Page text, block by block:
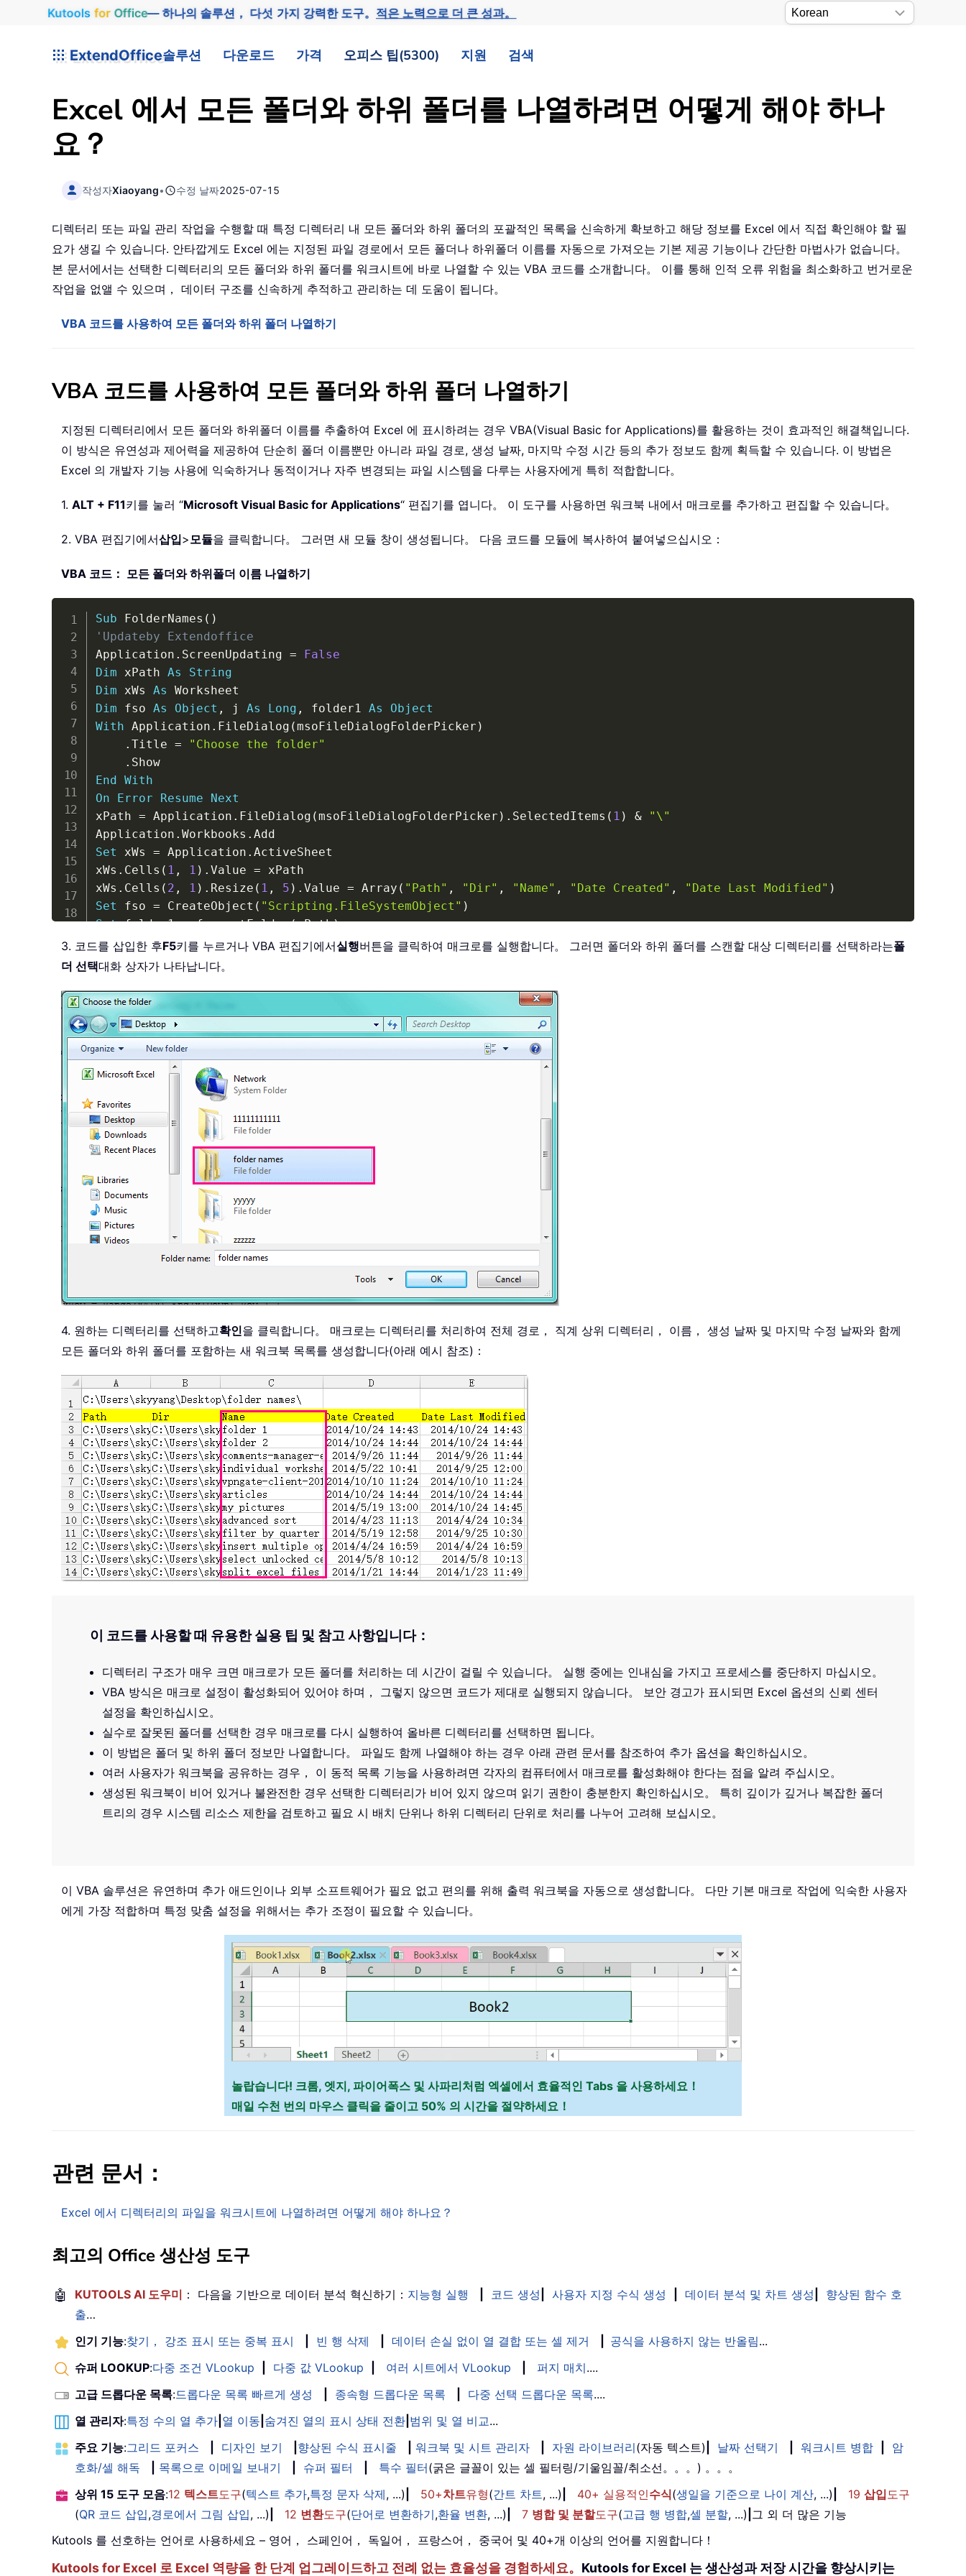
Kutools for Office— 하나의 솔루션， 다섯 가지 강력한 도구。 적은 노력으로 더 큰 성과。
ExtendOffice솔루션 다운로드 가격 오피스 팁(5300) 지원 검색
Excel 에서 모든 폴더와 하위 폴더를 나열하려면 어떻게 해야 하나
요？
작성자Xiaoyang• 수정 날짜2025-07-15
디렉터리 또는 파일 관리 작업을 수행할 때 특정 디렉터리 내 모든 폴더와 하위 폴더의 포괄적인 목록을 신속하게 확보하고 해당 정보를 Excel 에서 직접 확인해야 할 필
요가 생길 수 있습니다. 안타깝게도 Excel 에는 지정된 파일 경로에서 모든 폴더나 하위폴더 이름를 자동으로 가져오는 기본 제공 기능이나 간단한 마법사가 없습니다。
본 문서에서는 선택한 디렉터리의 모든 폴더와 하위 폴더를 워크시트에 바로 나열할 수 있는 VBA 코드를 소개합니다。 이를 통해 인적 오류 위험을 최소화하고 번거로운
작업을 없앨 수 있으며， 데이터 구조를 신속하게 추적하고 관리하는 데 도움이 됩니다。
VBA 코드를 사용하여 모든 폴더와 하위 폴더 나열하기
VBA 코드를 사용하여 모든 폴더와 하위 폴더 나열하기
지정된 디렉터리에서 모든 폴더와 하위폴더 이름를 추출하여 Excel 에 표시하려는 경우 VBA(Visual Basic for Applications)를 활용하는 것이 효과적인 해결책입니다.
이 방식은 유연성과 제어력을 제공하여 단순히 폴더 이름뿐만 아니라 파일 경로, 생성 날짜, 마지막 수정 시간 등의 추가 정보도 함께 획득할 수 있습니다. 이 방법은
Excel 의 개발자 기능 사용에 익숙하거나 동적이거나 자주 변경되는 파일 시스템을 다루는 사용자에게 특히 적합합니다。
1. ALT + F11키를 눌러 “Microsoft Visual Basic for Applications“ 편집기를 엽니다。 이 도구를 사용하면 워크북 내에서 매크로를 추가하고 편집할 수 있습니다。
2. VBA 편집기에서삽입>모듈을 클릭합니다。 그러면 새 모듈 창이 생성됩니다。 다음 코드를 모듈에 복사하여 붙여넣으십시오：
VBA 코드： 모든 폴더와 하위폴더 이름 나열하기
Sub FolderNames ( )
'Updateby Extendoffice
Application . ScreenUpdating =
False
Dim xPath As
String
Dim xWs As
Dim fso As Object , j As Long , folder1 As
Object
With Application . FileDialog (msoFileDialogFolderPicker )
. Title =
"Choose the folder"
.
Show
End
With
On
Error Resume
Next
xPath = Application . FileDialog (msoFileDialogFolderPicker ) . SelectedItems ( 1 ) &
"\"
Application . Workbooks .
Set xWs = Application . ActiveSheet
xWs . Cells ( 1 , 1 ) . Value = xPath
xWs . Cells ( 2 , 1 ) . Resize ( 1 , 5 ) . Value = Array ( "Path" , "Dir" , "Name" , "Date Created" , "Date Last Modified" )
Set fso = CreateObject ( "Scripting.FileSystemObject" )
Set folder1 = fso.getFolder(xPath)
getSubFolder folder1
xWs. Cells ( 2 , 1) .Resize
Application.ScreenUpdating = True
End Sub
Sub getSubFolder(ByRef prntfld As Object)
Dim SubFolder
Dim
subfld As
Object
Long
For Each SubFolder
    xRow
Range("A1").End
    Cells
, 1)
Next
For Each subfld In prntfld
Next
End Sub
3. 코드를 삽입한 후F5키를 누르거나 VBA 편집기에서실행버튼을 클릭하여 매크로를 실행합니다。 그러면 폴더와 하위 폴더를 스캔할 대상 디렉터리를 선택하라는폴
더 선택대화 상자가 나타납니다。
4. 원하는 디렉터리를 선택하고확인을 클릭합니다。 매크로는 디렉터리를 처리하여 전체 경로， 직계 상위 디렉터리， 이름， 생성 날짜 및 마지막 수정 날짜와 함께
모든 폴더와 하위 폴더를 포함하는 새 워크북 목록를 생성합니다(아래 예시 참조)：
이 코드를 사용할 때 유용한 실용 팁 및 참고 사항입니다：
디렉터리 구조가 매우 크면 매크로가 모든 폴더를 처리하는 데 시간이 걸릴 수 있습니다。 실행 중에는 인내심을 가지고 프로세스를 중단하지 마십시오。
VBA 방식은 매크로 설정이 활성화되어 있어야 하며， 그렇지 않으면 코드가 제대로 실행되지 않습니다。 보안 경고가 표시되면 Excel 옵션의 신뢰 센터
설정을 확인하십시오。
실수로 잘못된 폴더를 선택한 경우 매크로를 다시 실행하여 올바른 디렉터리를 선택하면 됩니다。
이 방법은 폴더 및 하위 폴더 정보만 나열합니다。 파일도 함께 나열해야 하는 경우 아래 관련 문서를 참조하여 추가 옵션을 확인하십시오。
여러 사용자가 워크북을 공유하는 경우， 이 동적 목록 기능을 사용하려면 각자의 컴퓨터에서 매크로를 활성화해야 한다는 점을 알려 주십시오。
생성된 워크북이 비어 있거나 불완전한 경우 선택한 디렉터리가 비어 있지 않으며 읽기 권한이 충분한지 확인하십시오。 특히 깊이가 깊거나 복잡한 폴더
트리의 경우 시스템 리소스 제한을 검토하고 필요 시 배치 단위나 하위 디렉터리 단위로 처리를 나누어 고려해 보십시오。
이 VBA 솔루션은 유연하며 추가 애드인이나 외부 소프트웨어가 필요 없고 편의를 위해 출력 워크북을 자동으로 생성합니다。 다만 기본 매크로 작업에 익숙한 사용자
에게 가장 적합하며 특정 맞춤 설정을 위해서는 추가 조정이 필요할 수 있습니다。
놀랍습니다! 크롬, 엣지, 파이어폭스 및 사파리처럼 엑셀에서 효율적인 Tabs 을 사용하세요！
매일 수천 번의 마우스 클릭을 줄이고 50% 의 시간을 절약하세요！
관련 문서：
Excel 에서 디렉터리의 파일을 워크시트에 나열하려면 어떻게 해야 하나요？
최고의 Office 생산성 도구
🤖 KUTOOLS AI 도우미 ： 다음을 기반으로 데이터 분석 혁신하기： 지능형 실행 코드 생성 사용자 지정 수식 생성 데이터 분석 및 차트 생성
향상된 함수 호
출…
인기 기능:찾기， 강조 표시 또는 중복 표시 빈 행 삭제 데이터 손실 없이 열 결합 또는 셀 제거 공식을 사용하지 않는 반올림...
슈퍼 LOOKUP:다중 조건 VLookup 다중 값 VLookup 여러 시트에서 VLookup 퍼지 매치....
고급 드롭다운 목록:드롭다운 목록 빠르게 생성 종속형 드롭다운 목록 다중 선택 드롭다운 목록....
열 관리자:특정 수의 열 추가 열 이동 숨겨진 열의 표시 상태 전환 범위 및 열 비교...
주요 기능:그리드 포커스 디자인 보기 향상된 수식 표시줄 워크북 및 시트 관리자 자원 라이브러리(자동 텍스트) 날짜 선택기 워크시트 병합
암
호화/셀 해독
목록으로 이메일 보내기 슈퍼 필터 특수 필터(굵은 글꼴이 있는 셀 필터링/기울임꼴/취소선。。。) 。。。
상위 15 도구 모음:12 텍스트도구(텍스트 추가,특정 문자 삭제, ...) 50+차트유형(간트 차트, ...) 40+ 실용적인수식(생일을 기준으로 나이 계산, ...) 19 삽입도구
(QR 코드 삽입,경로에서 그림 삽입, ...) 12 변환도구(단어로 변환하기,환율 변환, ...) 7 병합 및 분할도구(고급 행 병합,셀 분할, ...) 그 외 더 많은 기능
Kutools 를 선호하는 언어로 사용하세요 – 영어， 스페인어， 독일어， 프랑스어， 중국어 및 40+개 이상의 언어를 지원합니다！
Kutools for Excel 로 Excel 역량을 한 단계 업그레이드하고 전례 없는 효율성을 경험하세요。 Kutools for Excel 는 생산성과 저장 시간을 향상시키는